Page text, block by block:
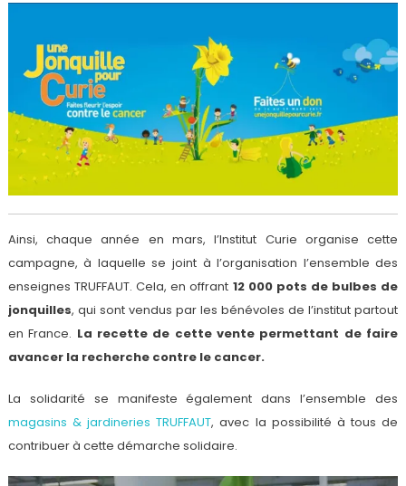
Ainsi, chaque année en mars, l’Institut Curie organise cette
campagne, à laquelle se joint à l’organisation l’ensemble des
enseignes TRUFFAUT. Cela, en offrant 12 000 pots de bulbes de
jonquilles, qui sont vendus par les bénévoles de l’institut partout
en France. La recette de cette vente permettant de faire
avancer la recherche contre le cancer.
La solidarité se manifeste également dans l’ensemble des
magasins & jardineries TRUFFAUT, avec la possibilité à tous de
contribuer à cette démarche solidaire.